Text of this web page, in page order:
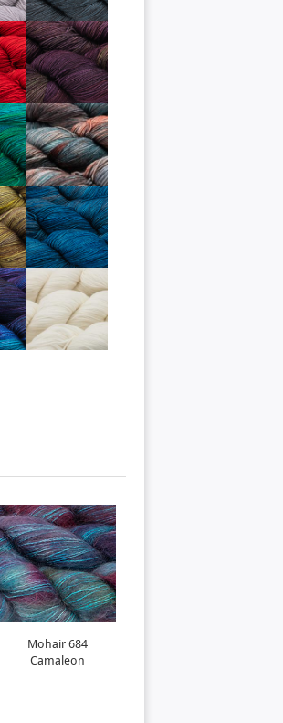
Mohair 684
Camaleon